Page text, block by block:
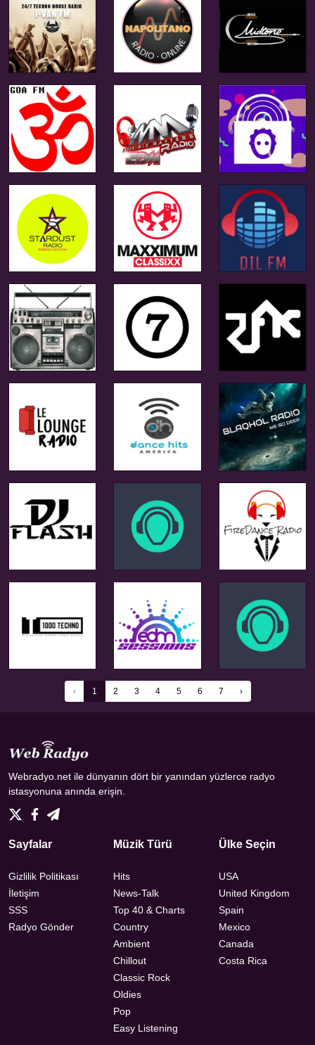
‹ 1 2 3 4 5 6 7 ›
Webradyo.net ile dünyanın dört bir yanından yüzlerce radyo
istasyonuna anında erişin.
Sayfalar
Gizlilik Politikası
İletişim
SSS
Radyo Gönder
Müzik Türü
Hits
News-Talk
Top 40 & Charts
Country
Ambient
Chillout
Classic Rock
Oldies
Pop
Easy Listening
Ülke Seçin
USA
United Kingdom
Spain
Mexico
Canada
Costa Rica